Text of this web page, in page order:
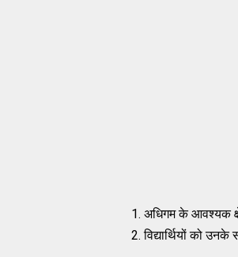
अधिगम के आवश्यक
विद्यार्थियों को